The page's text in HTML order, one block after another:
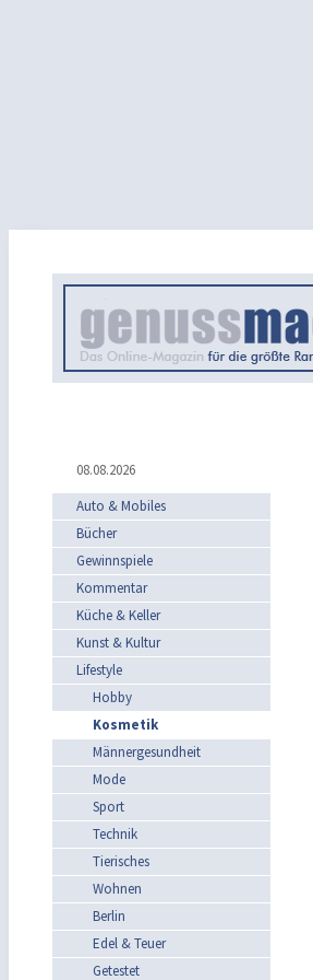
08.08.2026
Auto & Mobiles
Bücher
Gewinnspiele
Kommentar
Küche & Keller
Kunst & Kultur
Lifestyle
Hobby
Kosmetik
Männergesundheit
Mode
Sport
Technik
Tierisches
Wohnen
Berlin
Edel & Teuer
Getestet